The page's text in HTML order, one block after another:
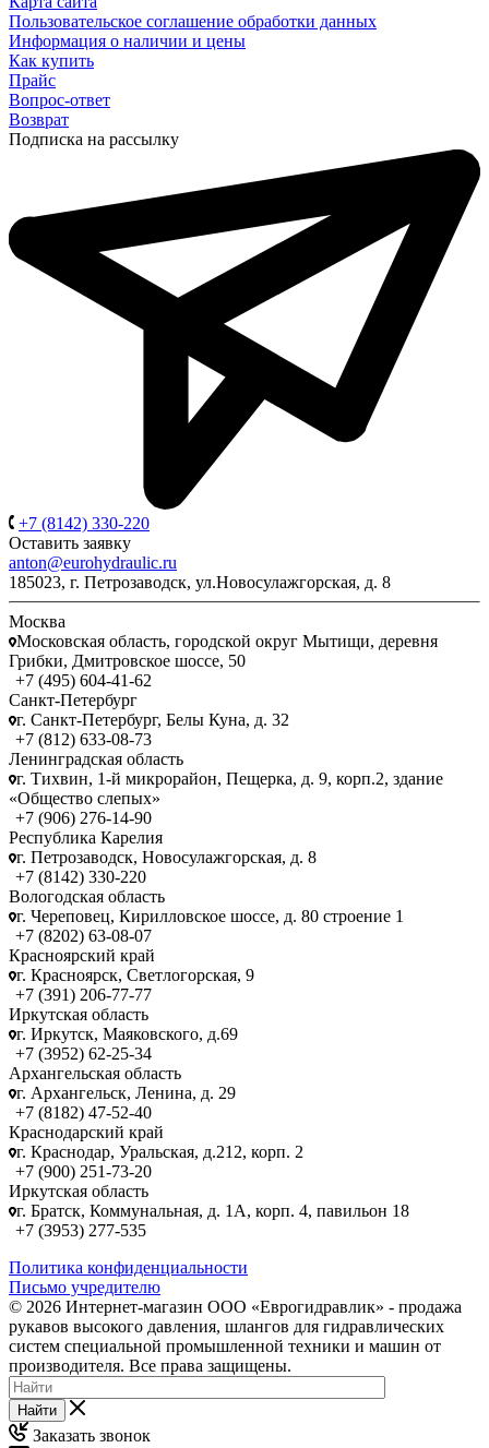
Пользовательское соглашение обработки данных
Информация о наличии и цены
Как купить
Прайс
Вопрос-ответ
Возврат
Подписка на рассылку
+7 (8142) 330-220
Оставить заявку
anton@eurohydraulic.ru
185023, г. Петрозаводск, ул.Новосулажгорская, д. 8
Москва
Московская область, городской округ Мытищи, деревня
Грибки, Дмитровское шоссе, 50
+7 (495) 604-41-62
Санкт-Петербург
г. Санкт-Петербург, Белы Куна, д. 32
+7 (812) 633-08-73
Ленинградская область
г. Тихвин, 1-й микрорайон, Пещерка, д. 9, корп.2, здание
«Общество слепых»
+7 (906) 276-14-90
Республика Карелия
г. Петрозаводск, Новосулажгорская, д. 8
+7 (8142) 330-220
Вологодская область
г. Череповец, Кирилловское шоссе, д. 80 строение 1
+7 (8202) 63-08-07
Красноярский край
г. Красноярск, Светлогорская, 9
+7 (391) 206-77-77
Иркутская область
г. Иркутск, Маяковского, д.69
+7 (3952) 62-25-34
Архангельская область
г. Архангельск, Ленина, д. 29
+7 (8182) 47-52-40
Краснодарский край
г. Краснодар, Уральская, д.212, корп. 2
+7 (900) 251-73-20
Иркутская область
г. Братск, Коммунальная, д. 1А, корп. 4, павильон 18
+7 (3953) 277-535
Политика конфиденциальности
Письмо учредителю
© 2026 Интернет-магазин ООО «Еврогидравлик» - продажа
рукавов высокого давления, шлангов для гидравлических
систем специальной промышленной техники и машин от
производителя. Все права защищены.
Найти
Заказать звонок